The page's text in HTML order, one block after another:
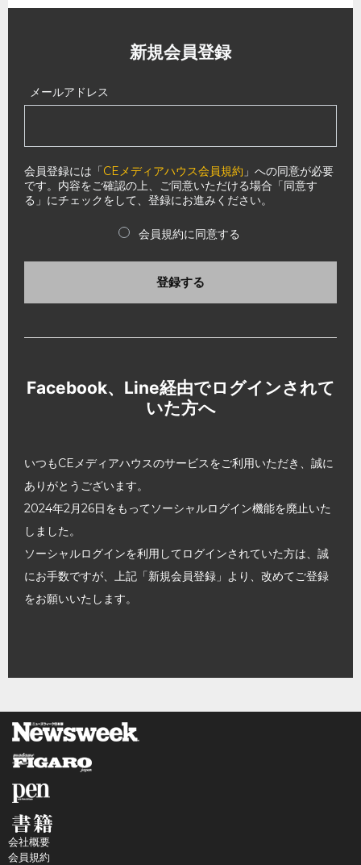
新規会員登録
メールアドレス
会員登録には「CEメディアハウス会員規約 」への同意が必要
です。内容をご確認の上、ご同意いただける場合「同意す
る」にチェックをして、登録にお進みください。
会員規約に同意する
登録する
Facebook、Line経由でログインされて
いた方へ
いつもCEメディアハウスのサービスをご利用いただき、誠に
ありがとうございます。
2024年2月26日をもってソーシャルログイン機能を廃止いた
しました。
ソーシャルログインを利用してログインされていた方は、誠
にお手数ですが、上記「新規会員登録」より、改めてご登録
をお願いいたします。
会社概要
会員規約